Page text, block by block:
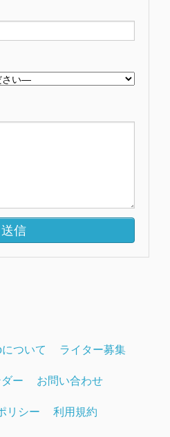
について ライター募集
ー お問い合わせ
リシー 利用規約